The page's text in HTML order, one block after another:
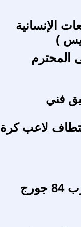
الإنسانية
)
المحترم
فني
لاعب كرة
سلسلة الدعاية الاسلامية وعظماء الغرب 84 جورج